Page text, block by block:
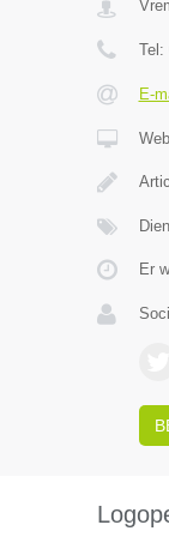
Tel:
E-
Er